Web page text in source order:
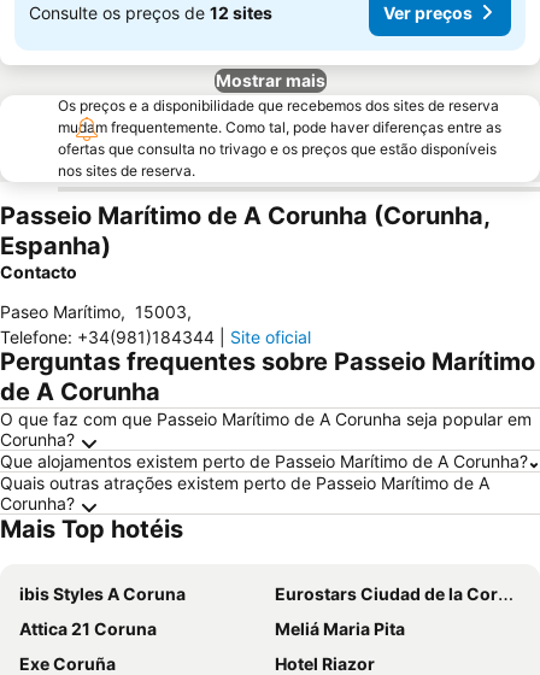
Consulte os preços de 12 sites Ver preços
Mostrar mais
Os preços e a disponibilidade que recebemos dos sites de reserva
mudam frequentemente. Como tal, pode haver diferenças entre as
ofertas que consulta no trivago e os preços que estão disponíveis
nos sites de reserva.
Passeio Marítimo de A Corunha (Corunha,
Espanha)
Contacto
Paseo Marítimo, 15003,
Telefone: +34(981)184344 Site oficial
Perguntas frequentes sobre Passeio Marítimo
de A Corunha
O que faz com que Passeio Marítimo de A Corunha seja popular em
Corunha?
Que alojamentos existem perto de Passeio Marítimo de A Corunha?
Quais outras atrações existem perto de Passeio Marítimo de A
Corunha?
Mais Top hotéis
ibis Styles A Coruna
Eurostars Ciudad de la Coruna
Attica 21 Coruna
Meliá Maria Pita
Exe Coruña
Hotel Riazor